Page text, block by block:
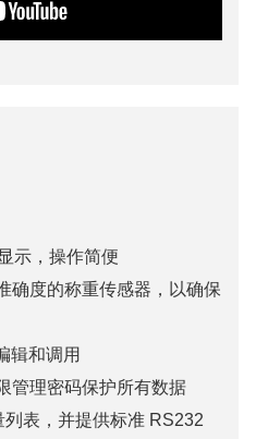
示，操作简便
确度的称重传感器，以确保
辑和调用
管理密码保护所有数据
表，并提供标准 RS232